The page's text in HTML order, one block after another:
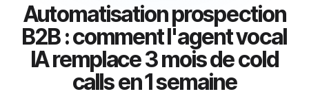
Automatisation prospection
B2B : comment l'agent vocal
IA remplace 3 mois de cold
calls en 1 semaine